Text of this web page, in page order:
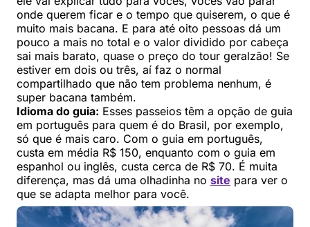
onde querem ficar e o tempo que quiserem, o que é
muito mais bacana. E para até oito pessoas dá um
pouco a mais no total e o valor dividido por cabeça
sai mais barato, quase o preço do tour geralzão! Se
estiver em dois ou três, aí faz o normal
compartilhado que não tem problema nenhum, é
super bacana também.
Idioma do guia: Esses passeios têm a opção de guia
em português para quem é do Brasil, por exemplo,
só que é mais caro. Com o guia em português,
custa em média R$ 150, enquanto com o guia em
espanhol ou inglês, custa cerca de R$ 70. É muita
diferença, mas dá uma olhadinha no site para ver o
que se adapta melhor para você.